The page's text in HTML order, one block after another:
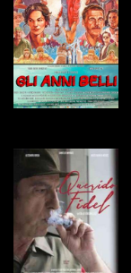
VAI ALLA SCHEDA
GUARDA IL TRAILER
VAI ALLA SCHEDA